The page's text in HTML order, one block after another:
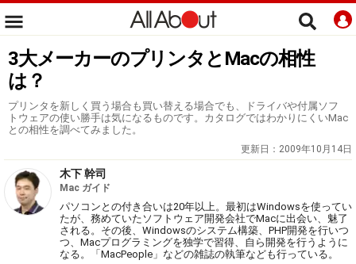
3大メーカーのプリンタとMacの相性
は？
プリンタを新しく買う場合も買い替える場合でも、ドライバや付属ソフ
トウェアの使い勝手は気になるものです。カタログではわかりにくいMac
との相性を調べてみました。
更新日： 2009年10月14日
木下 幹司
Mac ガイド
パソコンとの付き合いは20年以上。最初はWindowsを使ってい
たが、務めていたソフトウェア開発会社でMacに出会い、魅了
される。その後、Windowsのシステム構築、PHP開発を行いつ
つ、Macプログラミングを独学で習得、自ら開発を行うように
なる。「MacPeople」などの雑誌の執筆なども行っている。